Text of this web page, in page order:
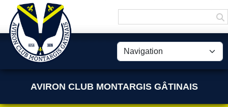
AVIRON CLUB MONTARGIS GÂTINAIS
Panneau de gestion des cookies